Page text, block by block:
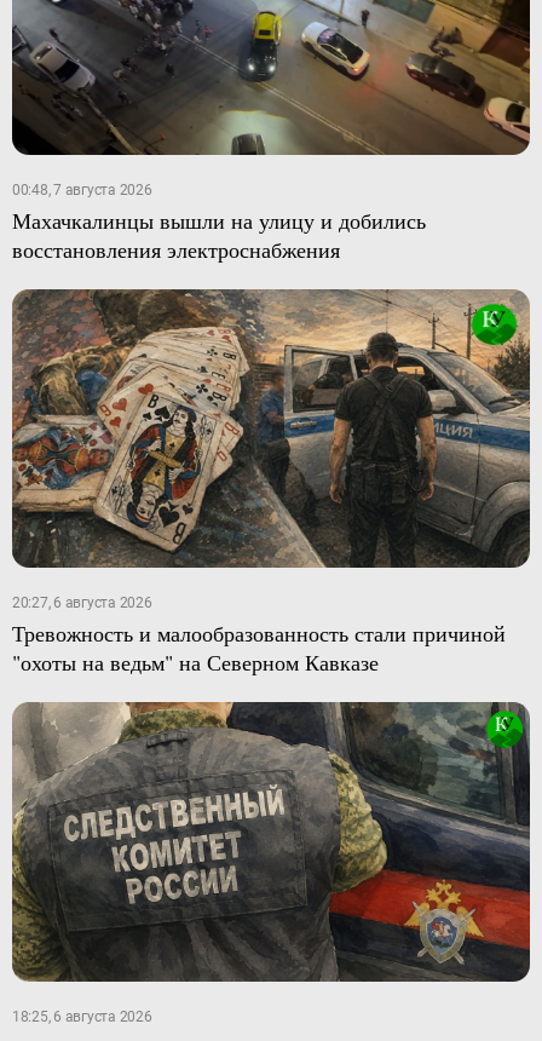
00:48, 7 августа 2026
Махачкалинцы вышли на улицу и добились
восстановления электроснабжения
20:27, 6 августа 2026
Тревожность и малообразованность стали причиной
"охоты на ведьм" на Северном Кавказе
18:25, 6 августа 2026